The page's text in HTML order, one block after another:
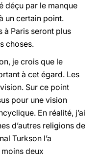
déçu par le manque
un certain point.
à Paris seront plus
choses.
je crois que le
à cet égard. Les
Sur ce point
pour une vision
En réalité, j’ai
d’autres religions de
Turkson l’a
deux